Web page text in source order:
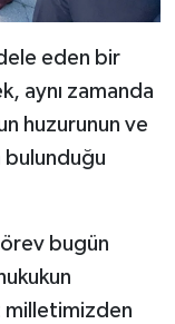
eden bir
aynı zamanda
huzurunun ve
bulunduğu
bugün
milletimizden